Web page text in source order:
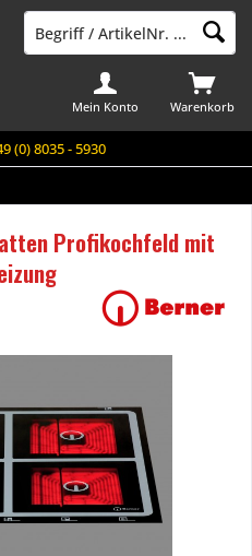
(0) 8035 - 5930
Warenkorb
Mein Konto
Profikochfeld mit